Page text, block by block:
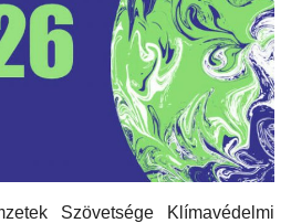
Szövetsége Klímavédelmi